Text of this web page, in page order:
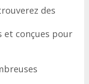
des
et conçues pour